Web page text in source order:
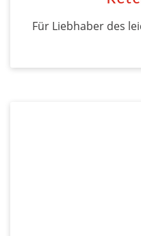
Für Liebhaber des